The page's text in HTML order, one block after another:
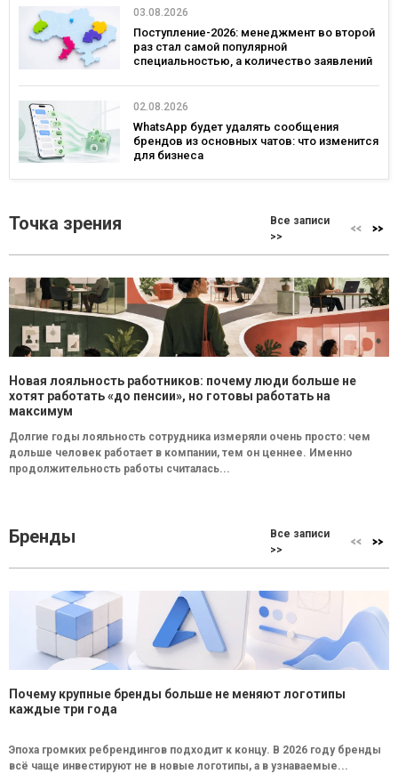
03.08.2026
Поступление-2026: менеджмент во второй
раз стал самой популярной
специальностью, а количество заявлений
02.08.2026
WhatsApp будет удалять сообщения
брендов из основных чатов: что изменится
для бизнеса
Точка зрения
Все записи
>>
Новая лояльность работников: почему люди больше не
хотят работать «до пенсии», но готовы работать на
максимум
Долгие годы лояльность сотрудника измеряли очень просто: чем
дольше человек работает в компании, тем он ценнее. Именно
продолжительность работы считалась...
Бренды
Все записи
>>
Почему крупные бренды больше не меняют логотипы
каждые три года
Эпоха громких ребрендингов подходит к концу. В 2026 году бренды
всё чаще инвестируют не в новые логотипы, а в узнаваемые...